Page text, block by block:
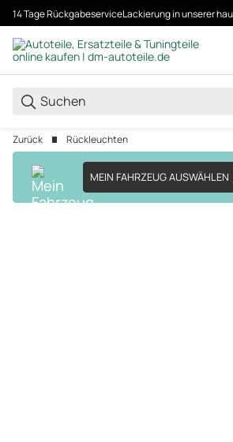
14 Tage RückgabeserviceLackierung in unserer
Zurück Rückleuchten
MEIN FAHRZEUG AUSWÄHLEN